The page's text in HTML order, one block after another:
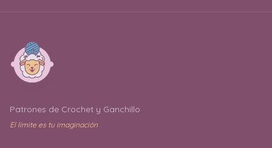
Patrones de Crochet y Ganchillo
El límite es tu imaginación